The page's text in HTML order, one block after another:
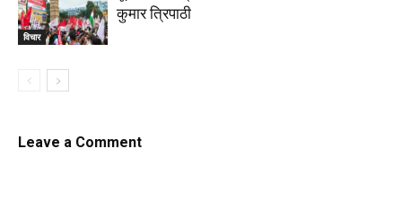
विचार
कुमार त्रिपाठी
Leave a Comment